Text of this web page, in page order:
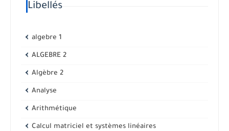
Libellés
algebre 1
ALGEBRE 2
Algèbre 2
Analyse
Arithmétique
Calcul matriciel et systèmes linéaires